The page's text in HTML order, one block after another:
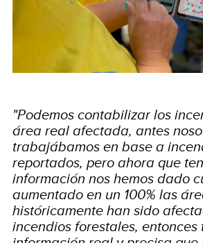
"Podemos contabilizar los
área real afectada, antes
trabajábamos en base a
reportados, pero ahora que
información nos hemos dado
aumentado en un 100% las
históricamente han sido
incendios forestales, entonces